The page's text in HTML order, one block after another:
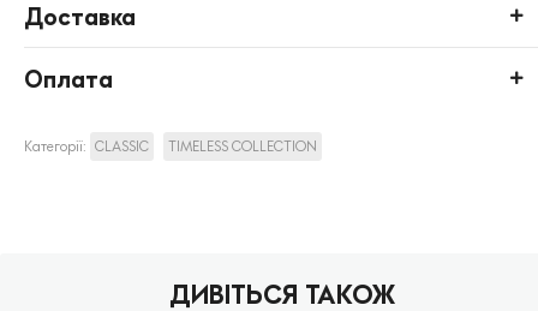
Доставка
Оплата
Категорії: CLASSIC TIMELESS COLLECTION
ДИВІТЬСЯ ТАКОЖ